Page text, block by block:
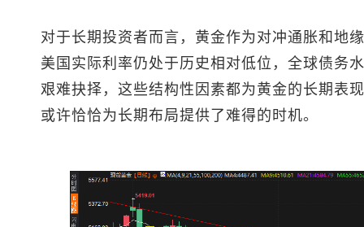
对于长期投资者而言，黄金作为对冲通胀和地
美国实际利率仍处于历史相对低位，全球债务
艰难抉择，这些结构性因素都为黄金的长期表
或许恰恰为长期布局提供了难得的时机。